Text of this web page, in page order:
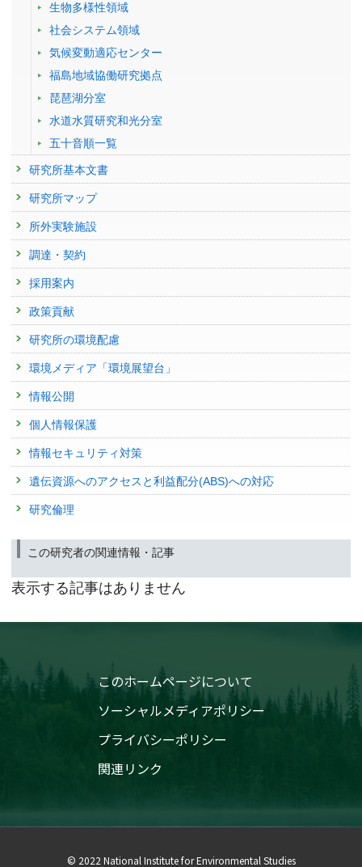
生物多様性領域
社会システム領域
気候変動適応センター
福島地域協働研究拠点
琵琶湖分室
水道水質研究和光分室
五十音順一覧
研究所基本文書
研究所マップ
所外実験施設
調達・契約
採用案内
政策貢献
研究所の環境配慮
環境メディア「環境展望台」
情報公開
個人情報保護
情報セキュリティ対策
遺伝資源へのアクセスと利益配分(ABS)への対応
研究倫理
この研究者の関連情報・記事
表示する記事はありません
このホームページについて
ソーシャルメディアポリシー
プライバシーポリシー
関連リンク
© 2022 National Institute for Environmental Studies